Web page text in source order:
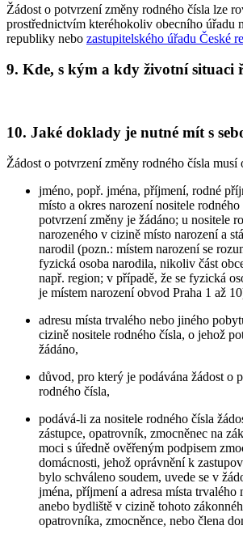
Žádost o potvrzení změny rodného čísla lze
prostřednictvím kteréhokoliv obecního úřadu
republiky nebo zastupitelského úřadu České
9. Kde, s kým a kdy životní situaci
10. Jaké doklady je nutné mít s
Žádost o potvrzení změny rodného čísla musí
jméno, popř. jména, příjmení, rodné
místo a okres narození nositele
potvrzení změny je žádáno; u nositele
narozeného v cizině místo narození a
narodil (pozn.: místem narození se
fyzická osoba narodila, nikoliv část
např. region; v případě, že se fyzická
je místem narození obvod Praha 1 až
adresu místa trvalého nebo jiného
cizině nositele rodného čísla, o jehož
žádáno,
důvod, pro který je podávána žádost o
rodného čísla,
podává-li za nositele rodného čísla
zástupce, opatrovník, zmocněnec na
moci s úředně ověřeným podpisem
domácnosti, jehož oprávnění k
bylo schváleno soudem, uvede se v
jména, příjmení a adresa místa trvalého
anebo bydliště v cizině tohoto
opatrovníka, zmocněnce, nebo člena